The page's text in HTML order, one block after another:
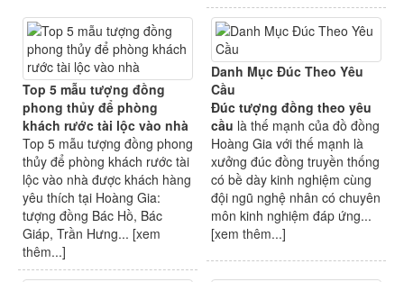
Top 5 mẫu tượng đồng
phong thủy để phòng
khách rước tài lộc vào nhà
Top 5 mẫu tượng đồng phong
thủy để phòng khách rước tài
lộc vào nhà được khách hàng
yêu thích tại Hoàng Gia:
tượng đồng Bác Hồ, Bác
Giáp, Trần Hưng... [xem
thêm...]
Danh Mục Đúc Theo Yêu
Cầu
Đúc tượng đồng theo yêu
cầu là thế mạnh của đồ đồng
Hoàng Gia với thế mạnh là
xưởng đúc đồng truyền thống
có bề dày kinh nghiệm cùng
đội ngũ nghệ nhân có chuyên
môn kinh nghiệm đáp ứng...
[xem thêm...]